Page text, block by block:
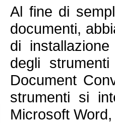
Al fine di
documenti,
di
degli
Document
strumenti si
Microsoft